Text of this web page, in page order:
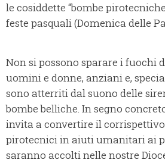
le cosiddette “bombe
feste pasquali (Domenica delle
Non si possono sparare i fuochi
uomini e donne, anziani e,
sono atterriti dal suono delle
bombe belliche. In segno
invita a convertire il
pirotecnici in aiuti umanitari ai
saranno accolti nelle nostre